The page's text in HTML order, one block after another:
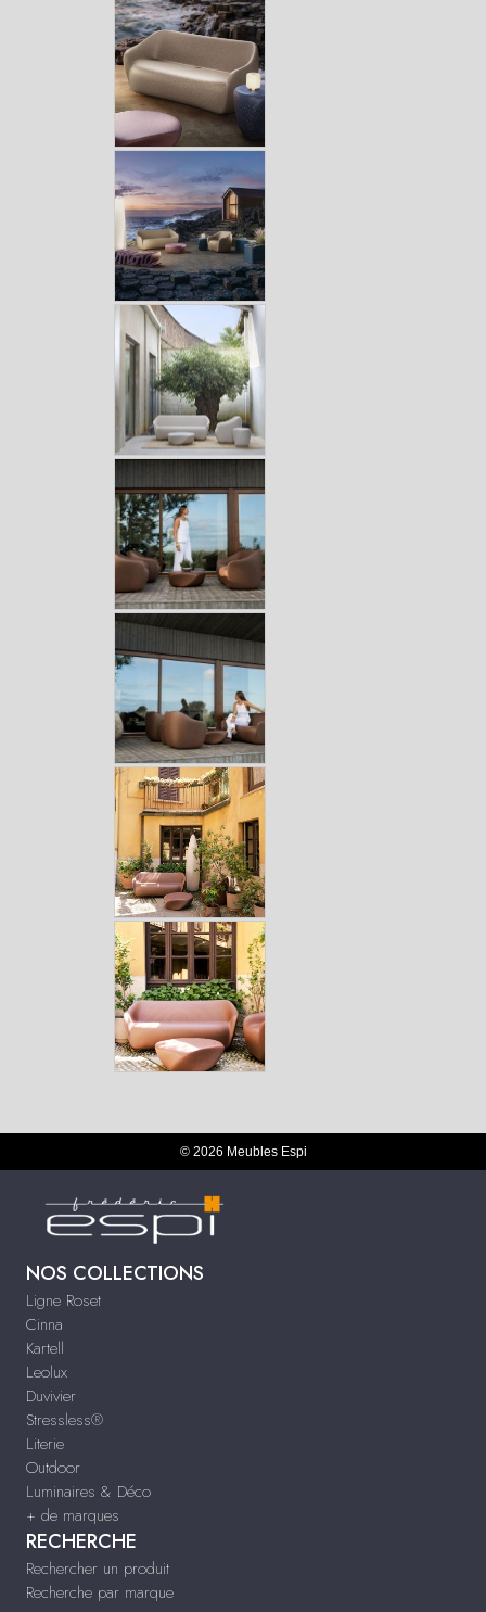
© 2026 Meubles Espi
NOS COLLECTIONS
Ligne Roset
Cinna
Kartell
Leolux
Duvivier
Stressless®
Literie
Outdoor
Luminaires & Déco
+ de marques
RECHERCHE
Rechercher un produit
Recherche par marque